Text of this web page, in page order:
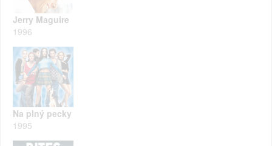
Jerry Maguire
1996
Na plný pecky
1995